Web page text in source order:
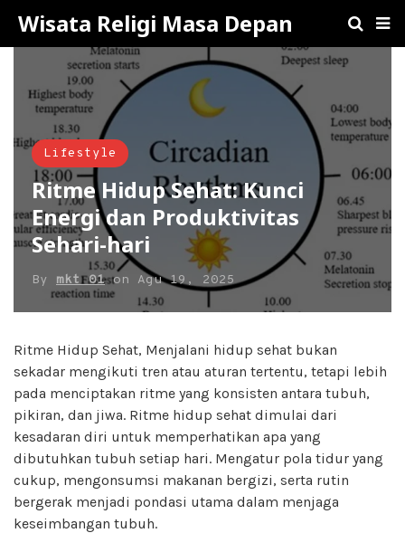
Wisata Religi Masa Depan
Lifestyle
Ritme Hidup Sehat: Kunci
Energi dan Produktivitas
Sehari-hari
By mkt 01on Agu 19, 2025
Ritme Hidup Sehat, Menjalani hidup sehat bukan
sekadar mengikuti tren atau aturan tertentu, tetapi lebih
pada menciptakan ritme yang konsisten antara tubuh,
pikiran, dan jiwa. Ritme hidup sehat dimulai dari
kesadaran diri untuk memperhatikan apa yang
dibutuhkan tubuh setiap hari. Mengatur pola tidur yang
cukup, mengonsumsi makanan bergizi, serta rutin
bergerak menjadi pondasi utama dalam menjaga
keseimbangan tubuh.